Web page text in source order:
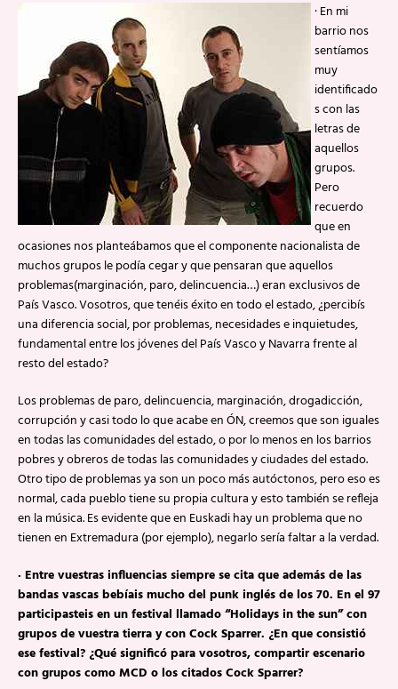
· En mi
barrio nos
sentíamos
muy
identificado
s con las
letras de
aquellos
grupos.
Pero
recuerdo
que en
ocasiones nos planteábamos que el componente nacionalista de
muchos grupos le podía cegar y que pensaran que aquellos
problemas(marginación, paro, delincuencia…) eran exclusivos de
País Vasco. Vosotros, que tenéis éxito en todo el estado, ¿percibís
una diferencia social, por problemas, necesidades e inquietudes,
fundamental entre los jóvenes del País Vasco y Navarra frente al
resto del estado?
Los problemas de paro, delincuencia, marginación, drogadicción,
corrupción y casi todo lo que acabe en ÓN, creemos que son iguales
en todas las comunidades del estado, o por lo menos en los barrios
pobres y obreros de todas las comunidades y ciudades del estado.
Otro tipo de problemas ya son un poco más autóctonos, pero eso es
normal, cada pueblo tiene su propia cultura y esto también se refleja
en la música. Es evidente que en Euskadi hay un problema que no
tienen en Extremadura (por ejemplo), negarlo sería faltar a la verdad.
· Entre vuestras influencias siempre se cita que además de las
bandas vascas bebíais mucho del punk inglés de los 70. En el 97
participasteis en un festival llamado “Holidays in the sun” con
grupos de vuestra tierra y con Cock Sparrer. ¿En que consistió
ese festival? ¿Qué significó para vosotros, compartir escenario
con grupos como MCD o los citados Cock Sparrer?